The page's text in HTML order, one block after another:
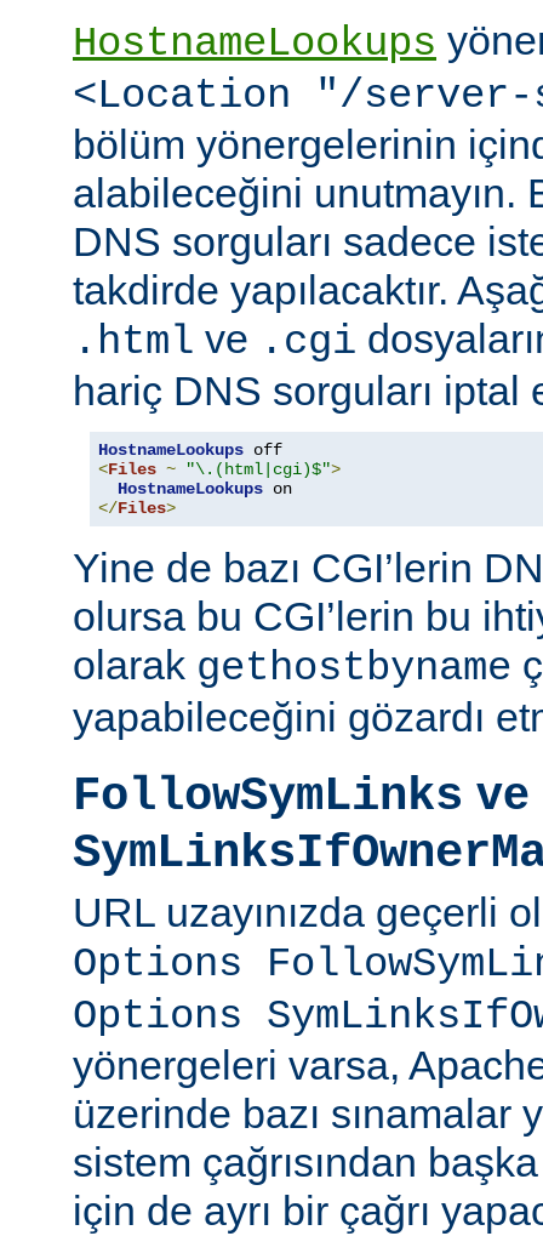
HostnameLookups
<Location "/
bölüm yönergelerinin
alabileceğini unutmayın.
DNS sorguları sadece
takdirde yapılacaktır.
.html ve .cgi
hariç DNS sorguları iptal
HostnameLookups
<Files ~ "\.(html|cgi)$">
HostnameLookups
</Files>
Yine de bazı CGI’lerin
olursa bu CGI’lerin bu
olarak gethostbyname
yapabileceğini gözardı
FollowSymLinks ve
URL uzayınızda geçerli
Options
Options
yönergeleri varsa,
üzerinde bazı sınamalar
sistem çağrısından
için de ayrı bir çağrı